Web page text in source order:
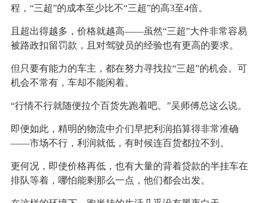
程，“三超”的成本至少比不“三超”的高3至4倍。
且超出得越多，价格就越高——虽然“三超”大件非常容易
被路政扣留罚款，且对驾驶员的经验也有更高的要求。
但只要有能力的车主，都在努力寻找拉“三超”的机会。可
机会不常有，车却不能闲着。
“行情不行就随便拉个百货先跑着吧。”吴师傅总这么说。
即便如此，精明的物流中介们早把利润掐算得非常准确
——市场不行，利润就低，有时候连百货都拉不到。
更何况，即使价格再低，也有大量的背着贷款的半挂车在
排队等着，哪怕能剩那么一点，他们都会出发。